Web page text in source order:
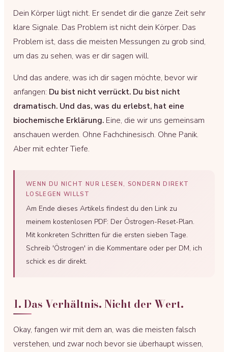
Dein Körper lügt nicht. Er sendet dir die ganze Zeit sehr
klare Signale. Das Problem ist nicht dein Körper. Das
Problem ist, dass die meisten Messungen zu grob sind,
um das zu sehen, was er dir sagen will.
Und das andere, was ich dir sagen möchte, bevor wir
anfangen: Du bist nicht verrückt. Du bist nicht
dramatisch. Und das, was du erlebst, hat eine
biochemische Erklärung. Eine, die wir uns gemeinsam
anschauen werden. Ohne Fachchinesisch. Ohne Panik.
Aber mit echter Tiefe.
WENN DU NICHT NUR LESEN, SONDERN DIREKT
LOSLEGEN WILLST
Am Ende dieses Artikels findest du den Link zu
meinem kostenlosen PDF: Der Östrogen-Reset-Plan.
Mit konkreten Schritten für die ersten sieben Tage.
Schreib 'Östrogen' in die Kommentare oder per DM, ich
schick es dir direkt.
1. Das Verhältnis. Nicht der Wert.
Okay, fangen wir mit dem an, was die meisten falsch
verstehen, und zwar noch bevor sie überhaupt wissen,